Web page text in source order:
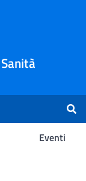
Eventi
-